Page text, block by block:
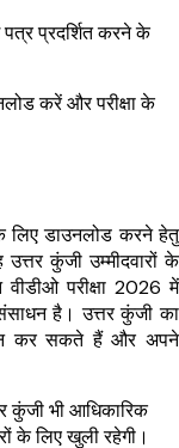
प्रदर्शित करने के
करें और परीक्षा के
लिए डाउनलोड करने हेतु
कुंजी उम्मीदवारों के
परीक्षा 2026 में
है। उत्तर कुंजी का
कर सकते हैं और अपने
कुंजी भी आधिकारिक
के लिए खुली रहेगी।